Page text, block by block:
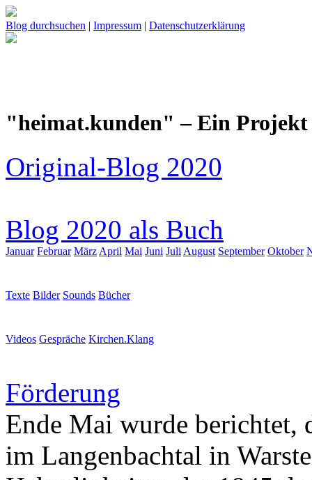
Blog durchsuchen | Impressum | Datenschutzerklärung
"heimat.kunden" – Ein
Original-Blog 2020
Blog 2020 als Buch
Januar Februar März April Mai Juni Juli August September Oktober
Texte Bilder Sounds Bücher
Videos Gespräche Kirchen.Klang
Förderung
Ende Mai wurde berichtet,
im Langenbachtal in